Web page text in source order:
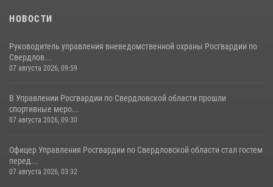
НОВОСТИ
Руководитель управления вневедомственной охраны Росгвардии по
Свердлов...
07 августа 2026, 09:59
В Управлении Росгвардии по Свердловской области прошли
спортивные меро...
07 августа 2026, 09:30
Офицер Управления Росгвардии по Свердловской области стал гостем
перед...
07 августа 2026, 03:32